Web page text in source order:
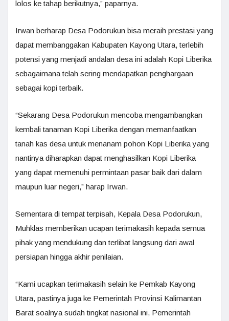
lolos ke tahap berikutnya,” paparnya.
Irwan berharap Desa Podorukun bisa meraih prestasi yang
dapat membanggakan Kabupaten Kayong Utara, terlebih
potensi yang menjadi andalan desa ini adalah Kopi Liberika
sebagaimana telah sering mendapatkan penghargaan
sebagai kopi terbaik.
“Sekarang Desa Podorukun mencoba mengambangkan
kembali tanaman Kopi Liberika dengan memanfaatkan
tanah kas desa untuk menanam pohon Kopi Liberika yang
nantinya diharapkan dapat menghasilkan Kopi Liberika
yang dapat memenuhi permintaan pasar baik dari dalam
maupun luar negeri,” harap Irwan.
Sementara di tempat terpisah, Kepala Desa Podorukun,
Muhklas memberikan ucapan terimakasih kepada semua
pihak yang mendukung dan terlibat langsung dari awal
persiapan hingga akhir penilaian.
“Kami ucapkan terimakasih selain ke Pemkab Kayong
Utara, pastinya juga ke Pemerintah Provinsi Kalimantan
Barat soalnya sudah tingkat nasional ini, Pemerintah